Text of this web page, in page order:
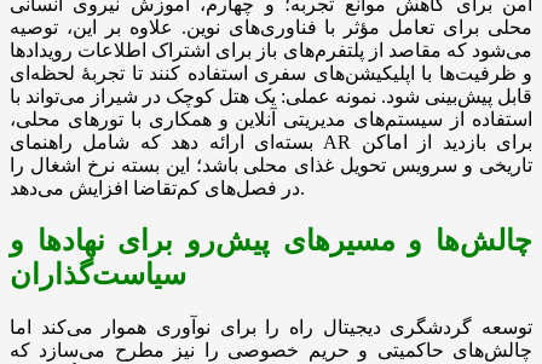
محلی برای تعامل مؤثر با فناوری‌های نوین. علاوه بر این، توصیه
می‌شود که مقاصد از پلتفرم‌های باز برای اشتراک اطلاعات رویدادها
و ظرفیت‌ها با اپلیکیشن‌های سفری استفاده کنند تا تجربهٔ لحظه‌ای
قابل پیش‌بینی شود. نمونه عملی: یک هتل کوچک در شیراز می‌تواند با
استفاده از سیستم‌های مدیریتی آنلاین و همکاری با تورهای محلی،
بسته‌ای ارائه دهد که شامل راهنمای AR برای بازدید از اماکن
تاریخی و سرویس تحویل غذای محلی باشد؛ این بسته نرخ اشغال را
در فصل‌های کم‌تقاضا افزایش می‌دهد.
چالش‌ها و مسیرهای پیش‌رو برای نهادها و
سیاست‌گذاران
توسعه گردشگری دیجیتال راه را برای نوآوری هموار می‌کند اما
چالش‌های حاکمیتی و حریم خصوصی را نیز مطرح می‌سازد که